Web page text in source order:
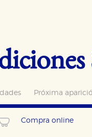
Próxima
Compra online